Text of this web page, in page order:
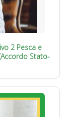
2 Pesca e
Stato-